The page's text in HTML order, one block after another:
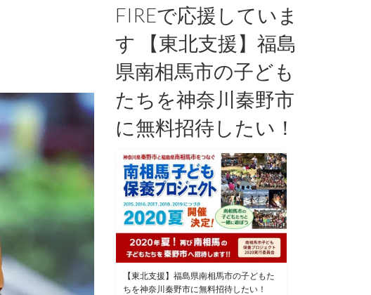
FIREで応援していま
す 【東北支援】福島
県南相馬市の子ども
たちを神奈川秦野市
に無料招待したい！